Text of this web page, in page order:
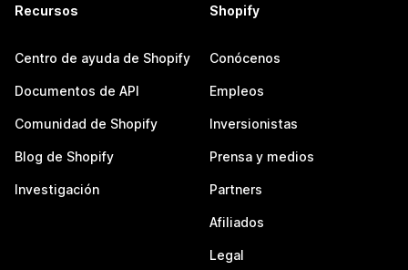
Recursos
Centro de ayuda de Shopify
Documentos de API
Comunidad de Shopify
Blog de Shopify
Investigación
Shopify
Conócenos
Empleos
Inversionistas
Prensa y medios
Partners
Afiliados
Legal